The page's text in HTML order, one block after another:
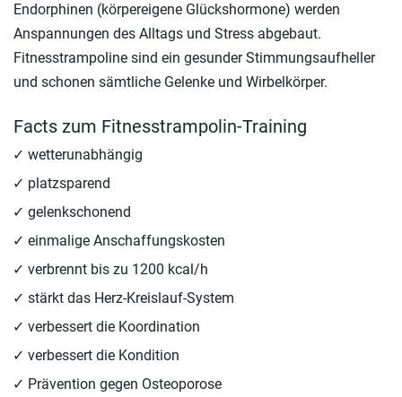
Endorphinen (körpereigene Glückshormone) werden
Anspannungen des Alltags und Stress abgebaut.
Fitnesstrampoline sind ein gesunder Stimmungsaufheller
und schonen sämtliche Gelenke und Wirbelkörper.
Facts zum Fitnesstrampolin-Training
wetterunabhängig
platzsparend
gelenkschonend
einmalige Anschaffungskosten
verbrennt bis zu 1200 kcal/h
stärkt das Herz-Kreislauf-System
verbessert die Koordination
verbessert die Kondition
Prävention gegen Osteoporose